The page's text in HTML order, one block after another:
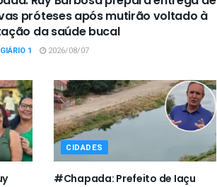
próteses após mutirão voltado à
da saúde bucal
1 2026/08/07
CIDADES
#Chapada: Prefeito de Iaçu